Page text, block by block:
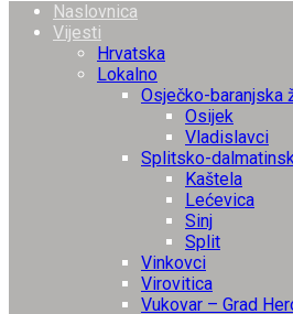
Naslovnica
Vijesti
Hrvatska
Lokalno
Osječko-baranjska
Osijek
Vladislavci
Splitsko-
Kaštela
Lećevica
Sinj
Split
Vinkovci
Virovitica
Vukovar – Grad